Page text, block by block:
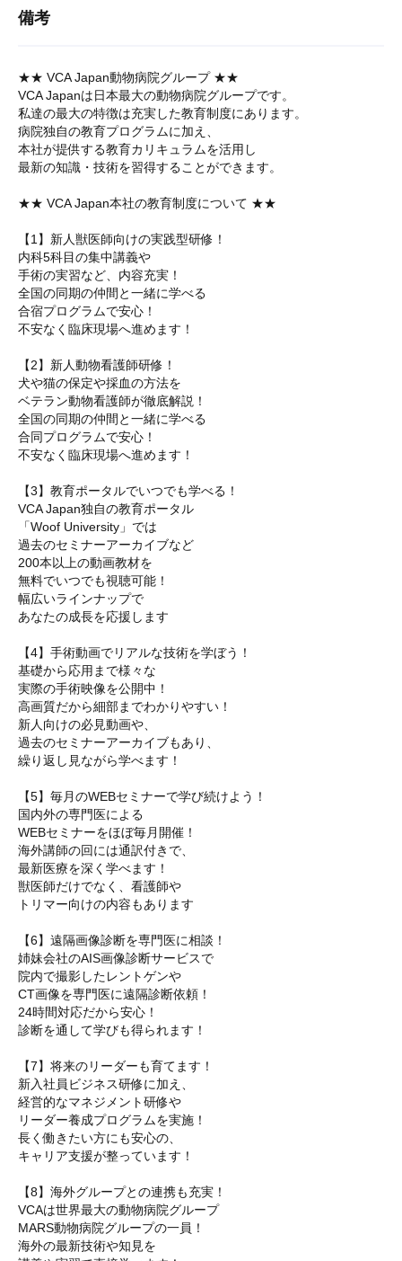
備考
★★ VCA Japan動物病院グループ ★★
VCA Japanは日本最大の動物病院グループです。
私達の最大の特徴は充実した教育制度にあります。
病院独自の教育プログラムに加え、
本社が提供する教育カリキュラムを活用し
最新の知識・技術を習得することができます。
★★ VCA Japan本社の教育制度について ★★
【1】新人獣医師向けの実践型研修！
内科5科目の集中講義や
手術の実習など、内容充実！
全国の同期の仲間と一緒に学べる
合宿プログラムで安心！
不安なく臨床現場へ進めます！
【2】新人動物看護師研修！
犬や猫の保定や採血の方法を
ベテラン動物看護師が徹底解説！
全国の同期の仲間と一緒に学べる
合同プログラムで安心！
不安なく臨床現場へ進めます！
【3】教育ポータルでいつでも学べる！
VCA Japan独自の教育ポータル
「Woof University」では
過去のセミナーアーカイブなど
200本以上の動画教材を
無料でいつでも視聴可能！
幅広いラインナップで
あなたの成長を応援します
【4】手術動画でリアルな技術を学ぼう！
基礎から応用まで様々な
実際の手術映像を公開中！
高画質だから細部までわかりやすい！
新人向けの必見動画や、
過去のセミナーアーカイブもあり、
繰り返し見ながら学べます！
【5】毎月のWEBセミナーで学び続けよう！
国内外の専門医による
WEBセミナーをほぼ毎月開催！
海外講師の回には通訳付きで、
最新医療を深く学べます！
獣医師だけでなく、看護師や
トリマー向けの内容もあります
【6】遠隔画像診断を専門医に相談！
姉妹会社のAIS画像診断サービスで
院内で撮影したレントゲンや
CT画像を専門医に遠隔診断依頼！
24時間対応だから安心！
診断を通して学びも得られます！
【7】将来のリーダーも育てます！
新入社員ビジネス研修に加え、
経営的なマネジメント研修や
リーダー養成プログラムを実施！
長く働きたい方にも安心の、
キャリア支援が整っています！
【8】海外グループとの連携も充実！
VCAは世界最大の動物病院グループ
MARS動物病院グループの一員！
海外の最新技術や知見を